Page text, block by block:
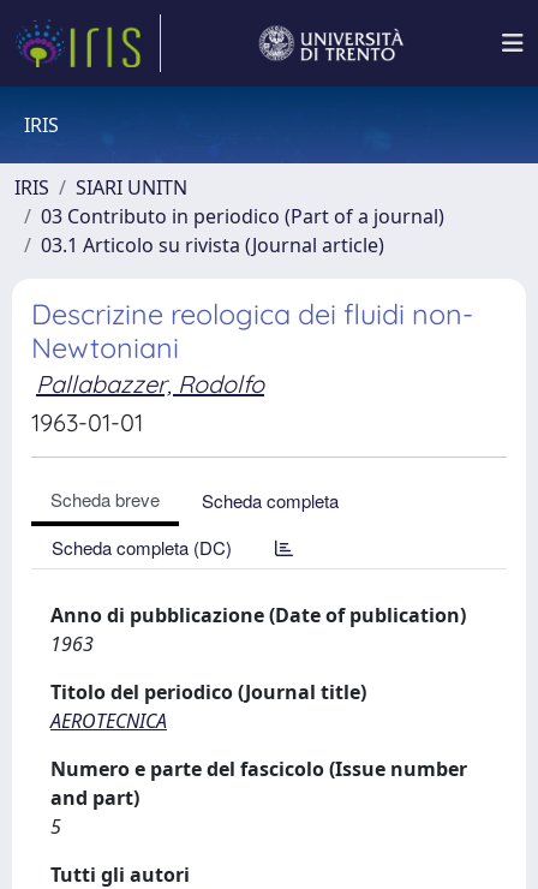
IRIS
IRIS
SIARI UNITN
03 Contributo in periodico (Part of a journal)
03.1 Articolo su rivista (Journal article)
Descrizine reologica dei fluidi non-
Newtoniani
Pallabazzer, Rodolfo
1963-01-01
Scheda breve
Scheda completa
Scheda completa (DC)
Anno di pubblicazione (Date of publication)
1963
Titolo del periodico (Journal title)
AEROTECNICA
Numero e parte del fascicolo (Issue number
and part)
5
Tutti gli autori